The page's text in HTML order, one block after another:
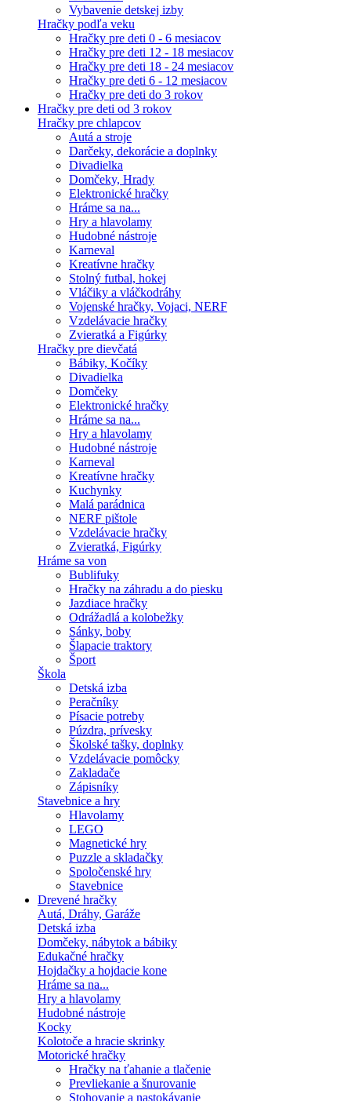
Vybavenie detskej izby
Hračky podľa veku
Hračky pre deti 0 - 6 mesiacov
Hračky pre deti 12 - 18 mesiacov
Hračky pre deti 18 - 24 mesiacov
Hračky pre deti 6 - 12 mesiacov
Hračky pre deti do 3 rokov
Hračky pre deti od 3 rokov
Hračky pre chlapcov
Autá a stroje
Darčeky, dekorácie a doplnky
Divadielka
Domčeky, Hrady
Elektronické hračky
Hráme sa na...
Hry a hlavolamy
Hudobné nástroje
Karneval
Kreatívne hračky
Stolný futbal, hokej
Vláčiky a vláčkodráhy
Vojenské hračky, Vojaci, NERF
Vzdelávacie hračky
Zvieratká a Figúrky
Hračky pre dievčatá
Bábiky, Kočíky
Divadielka
Domčeky
Elektronické hračky
Hráme sa na...
Hry a hlavolamy
Hudobné nástroje
Karneval
Kreatívne hračky
Kuchynky
Malá parádnica
NERF pištole
Vzdelávacie hračky
Zvieratká, Figúrky
Hráme sa von
Bublifuky
Hračky na záhradu a do piesku
Jazdiace hračky
Odrážadlá a kolobežky
Sánky, boby
Šlapacie traktory
Šport
Škola
Detská izba
Peračníky
Písacie potreby
Púzdra, prívesky
Školské tašky, doplnky
Vzdelávacie pomôcky
Zakladače
Zápisníky
Stavebnice a hry
Hlavolamy
LEGO
Magnetické hry
Puzzle a skladačky
Spoločenské hry
Stavebnice
Drevené hračky
Autá, Dráhy, Garáže
Detská izba
Domčeky, nábytok a bábiky
Edukačné hračky
Hojdačky a hojdacie kone
Hráme sa na...
Hry a hlavolamy
Hudobné nástroje
Kocky
Kolotoče a hracie skrinky
Motorické hračky
Hračky na ťahanie a tlačenie
Prevliekanie a šnurovanie
Stohovanie a nastokávanie